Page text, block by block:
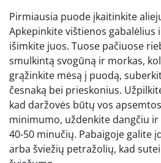
Pirmiausia puode įkaitinkite
Apkepinkite vištienos gabalėlius
išimkite juos. Tuose pačiuose
smulkintą svogūną ir morkas,
grąžinkite mėsą į puodą,
česnaką bei prieskonius.
kad daržovės būtų vos
minimumo, uždenkite dangčiu
40-50 minučių. Pabaigoje galite
arba šviežių petražolių, kad